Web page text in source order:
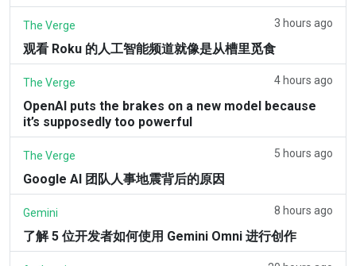
The Verge 3 hours ago
观看 Roku 的人工智能频道就像是从槽里觅食
The Verge 4 hours ago
OpenAI puts the brakes on a new model because
it’s supposedly too powerful
The Verge 5 hours ago
Google AI 团队人事地震背后的原因
Gemini 8 hours ago
了解 5 位开发者如何使用 Gemini Omni 进行创作